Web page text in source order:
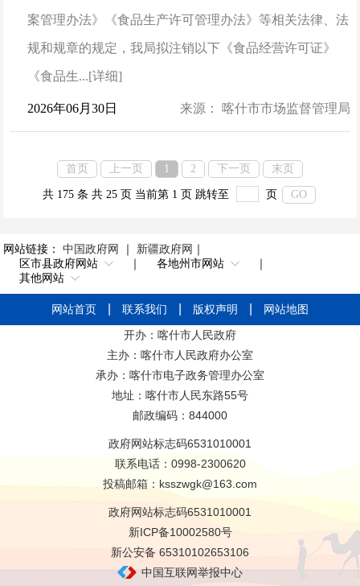
案管理办法》《食品生产许可管理办法》等相关法律、法
规和规章的规定，我局拟注销以下《食品经营许可证》
《食品生...[详细]
2026年06月30日 来源： 喀什市市场监督管理局
首页 上一页 1 2 下一页 末页
共 175 条 共 25 页 当前第 1 页 跳转至 页 GO
网站链接： 中国政府网 ｜ 新疆政府网 ｜
区市县政府网站
｜ 各地州市网站
｜
其他网站
网站首页 联系我们 版权声明
网站地图
开办：喀什市人民政府
主办：喀什市人民政府办公室
承办：喀什市电子政务管理办公室
地址：喀什市人民东路55号
邮政编码：844000
政府网站标志码6531010001
联系电话：0998-2300620
投稿邮箱：ksszwgk@163.com
政府网站标志码6531010001
新ICP备10002580号
新公安备 65310102653106
中国互联网举报中心